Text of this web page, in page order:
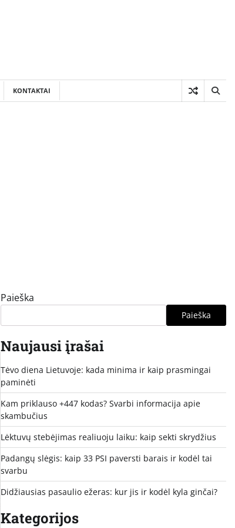
KONTAKTAI
Paieška
Paieška
Naujausi įrašai
Tėvo diena Lietuvoje: kada minima ir kaip prasmingai
paminėti
Kam priklauso +447 kodas? Svarbi informacija apie
skambučius
Lėktuvų stebėjimas realiuoju laiku: kaip sekti skrydžius
Padangų slėgis: kaip 33 PSI paversti barais ir kodėl tai
svarbu
Didžiausias pasaulio ežeras: kur jis ir kodėl kyla ginčai?
Kategorijos